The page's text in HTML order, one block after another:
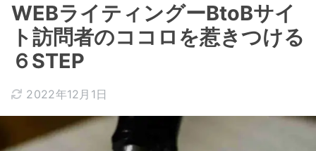
WEBライティングーBtoBサイ
ト訪問者のココロを惹きつける
６STEP
2022年12月1日